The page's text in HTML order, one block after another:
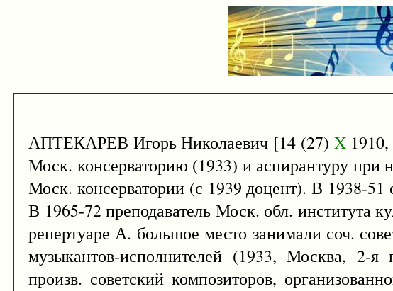
АПТЕКАРЕВ Игорь Николаевич [14 (27) X
Моск. консерваторию (1933) и аспирантуру
Моск. консерватории (с 1939 доцент). В 1938-
В 1965-72 преподаватель Моск. обл. института
репертуаре А. большое место занимали соч.
музыкантов-исполнителей (1933, Москва, 2-
произв. советский композиторов,